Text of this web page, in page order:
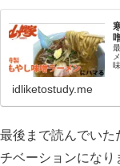
idliketostudy.me
最後まで読んでいた
チベーションになり